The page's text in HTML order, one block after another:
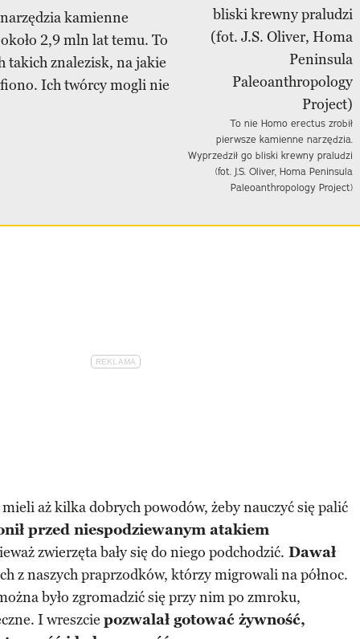
kamienne
2,9 mln lat temu. To
takich znalezisk, na jakie
Ich twórcy mogli nie
To nie Homo erectus zrobił
pierwsze kamienne narzędzia.
Wyprzedził go bliski krewny praludzi
(fot. J.S. Oliver, Homa Peninsula
Paleoanthropology Project)
aż kilka dobrych powodów, żeby nauczyć się palić
przed niespodziewanym atakiem
zwierzęta bały się do niego podchodzić. Dawał
z naszych praprzodków, którzy migrowali na północ.
było zgromadzić się przy nim po zmroku,
I wreszcie pozwalał gotować żywność,